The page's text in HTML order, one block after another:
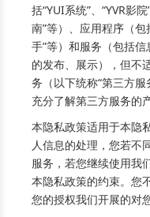
括“YUI系统”、“YVR影
南”等）、应用程序（包
手”等）和服务（包括
的发布、展示），但不
务（以下统称“第三方
充分了解第三方服务的
本隐私政策适用于本隐
人信息的处理，您若不
服务，若您继续使用我
本隐私政策的约束。您
您的授权我们开展的对